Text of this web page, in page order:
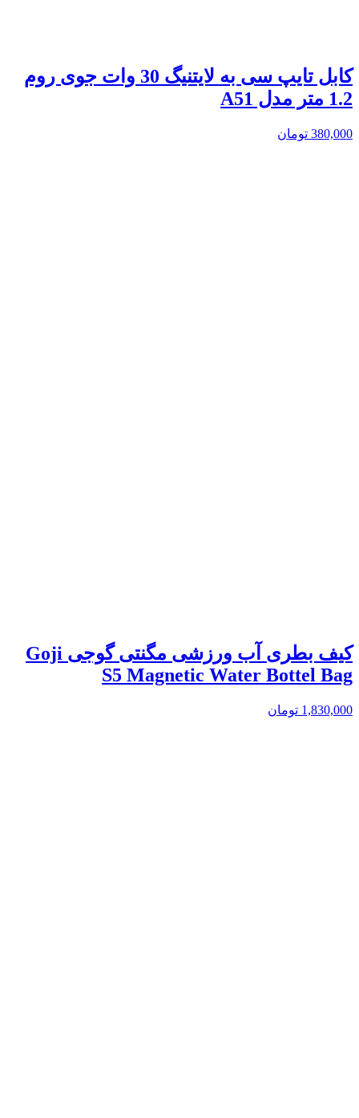
کابل تایپ سی به لایتنیگ 30 وات جوی روم
1.2 متر مدل A51
380,000 تومان
کیف بطری آب ورزشی مگنتی گوجی Goji
S5 Magnetic Water Bottel Bag
1,830,000 تومان